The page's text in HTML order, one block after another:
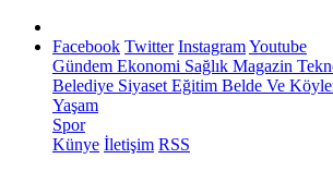
Facebook Twitter InstagramYoutube
Gündem Ekonomi Sağlık Magazin
Belediye Siyaset Eğitim Belde Ve
Yaşam
Spor
Künye İletişim RSS